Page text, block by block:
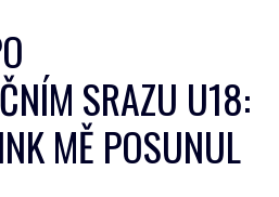
SRAZU U18:
MĚ POSUNUL